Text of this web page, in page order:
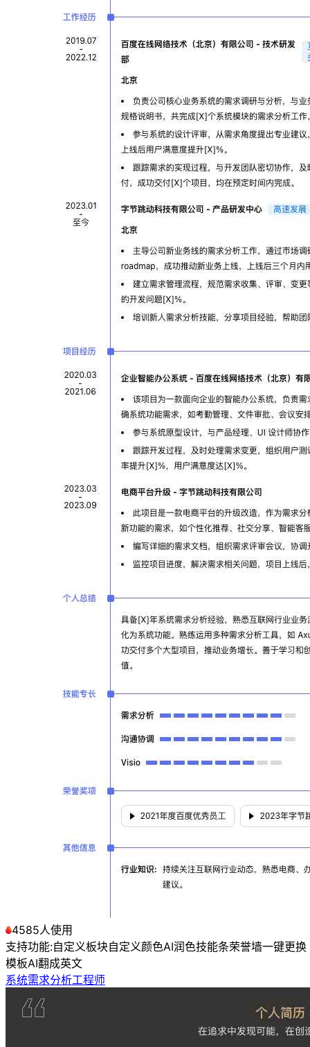
4585人使用
支持功能:自定义板块自定义颜色AI润色技能条荣誉墙一键更换
模板AI翻成英文
系统需求分析工程师